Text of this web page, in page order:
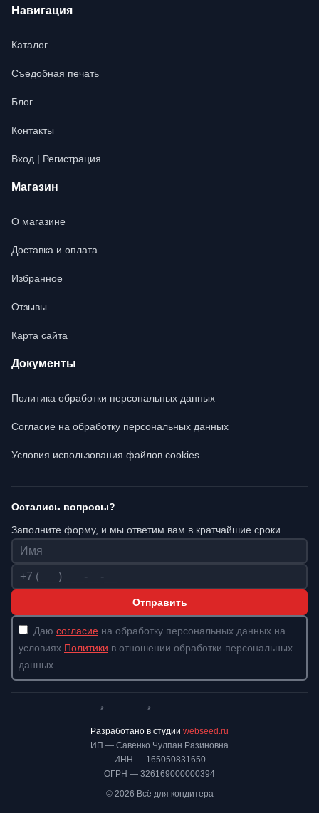
Навигация
Каталог
Съедобная печать
Блог
Контакты
Вход | Регистрация
Магазин
О магазине
Доставка и оплата
Избранное
Отзывы
Карта сайта
Документы
Политика обработки персональных данных
Согласие на обработку персональных данных
Условия использования файлов cookies
Остались вопросы?
Заполните форму, и мы ответим вам в кратчайшие сроки
Имя
Телефон
Отправить
Даю согласие на обработку персональных данных на
условиях Политики в отношении обработки персональных
данных.
ИП — Савенко Чулпан Разиновна
ИНН — 165050831650
ОГРН — 326169000000394
© 2026 Всё для кондитера
* *
Разработано в студии webseed.ru